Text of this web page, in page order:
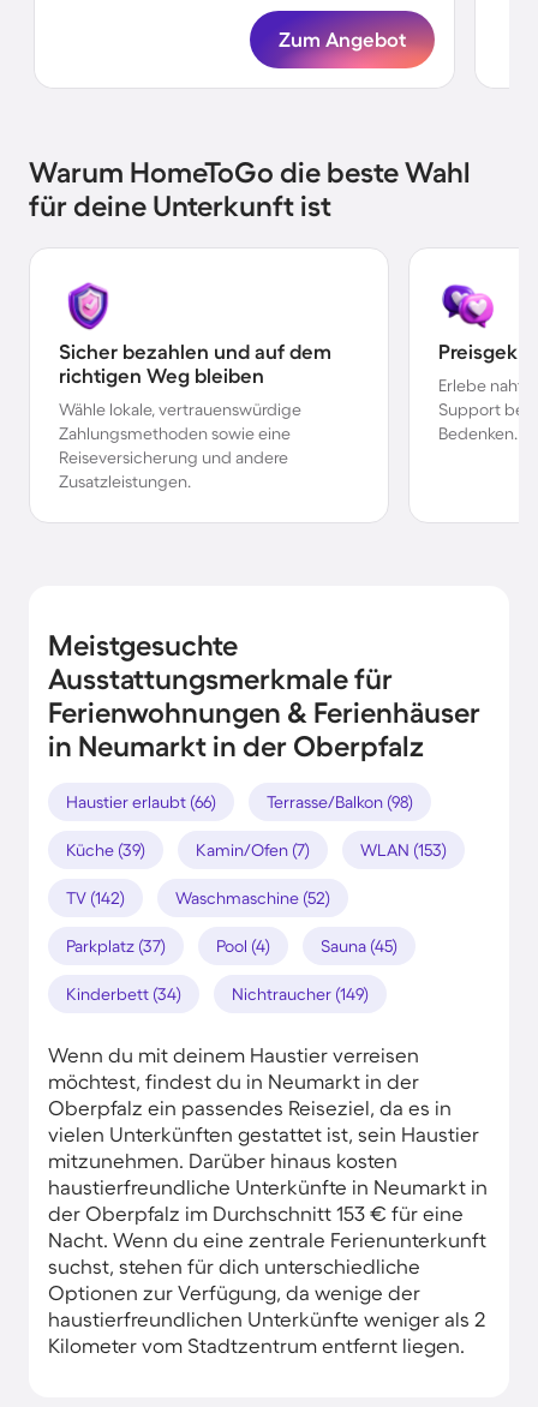
Zum Angebot
Warum HomeToGo die beste Wahl
für deine Unterkunft ist
Sicher bezahlen und auf dem
richtigen Weg bleiben
Wähle lokale, vertrauenswürdige
Zahlungsmethoden sowie eine
Reiseversicherung und andere
Zusatzleistungen.
Erlebe
Support bei
Bedenken.
Meistgesuchte
Ausstattungsmerkmale für
Ferienwohnungen & Ferienhäuser
in Neumarkt in der Oberpfalz
Haustier erlaubt (66) Terrasse/Balkon (98)
Küche (39) Kamin/Ofen (7) WLAN (153)
TV (142) Waschmaschine (52)
Parkplatz (37) Pool (4) Sauna (45)
Kinderbett (34) Nichtraucher (149)
Wenn du mit deinem Haustier verreisen
möchtest, findest du in Neumarkt in der
Oberpfalz ein passendes Reiseziel, da es in
vielen Unterkünften gestattet ist, sein Haustier
mitzunehmen. Darüber hinaus kosten
haustierfreundliche Unterkünfte in Neumarkt in
der Oberpfalz im Durchschnitt 153 € für eine
Nacht. Wenn du eine zentrale Ferienunterkunft
suchst, stehen für dich unterschiedliche
Optionen zur Verfügung, da wenige der
haustierfreundlichen Unterkünfte weniger als 2
Kilometer vom Stadtzentrum entfernt liegen.